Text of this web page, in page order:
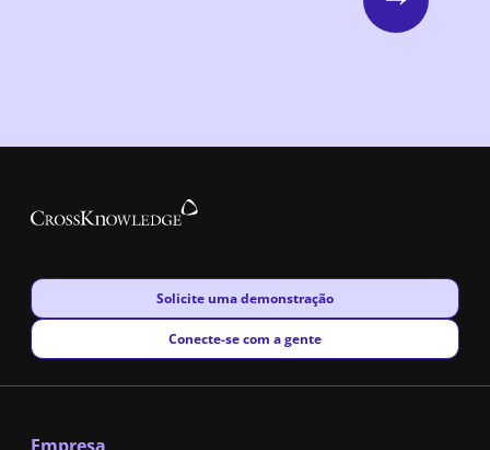
Next
New window
Solicite uma demonstração
New window
Conecte-se com a gente